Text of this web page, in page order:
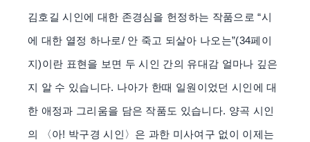
김호길 시인에 대한 존경심을 헌정하는 작품으로 “시
에 대한 열정 하나로/ 안 죽고 되살아 나오는”(34페이
지)이란 표현을 보면 두 시인 간의 유대감 얼마나 깊은
지 알 수 있습니다. 나아가 한때 일원이었던 시인에 대
한 애정과 그리움을 담은 작품도 있습니다. 양곡 시인
의 〈아! 박구경 시인〉은 과한 미사여구 없이 이제는